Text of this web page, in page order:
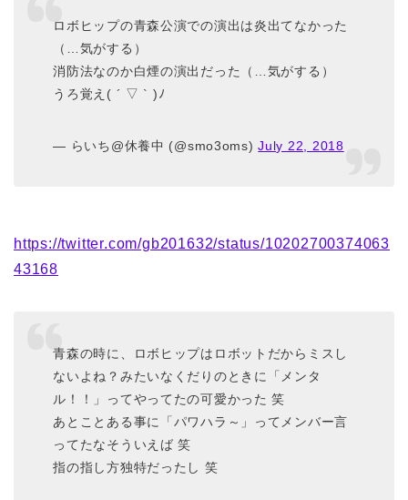
ロボヒップの青森公演での演出は炎出てなかった
（…気がする）
消防法なのか白煙の演出だった（…気がする）
うろ覚え( ´ ▽ ` )ﾉ
— らいち@休養中 (@smo3oms)July 22, 2018
https://twitter.com/gb201632/status/10202700374063
43168
青森の時に、ロボヒップはロボットだからミスし
ないよね？みたいなくだりのときに「メンタ
ル！！」ってやってたの可愛かった 笑
あとことある事に「パワハラ～」ってメンバー言
ってたなそういえば 笑
指の指し方独特だったし 笑